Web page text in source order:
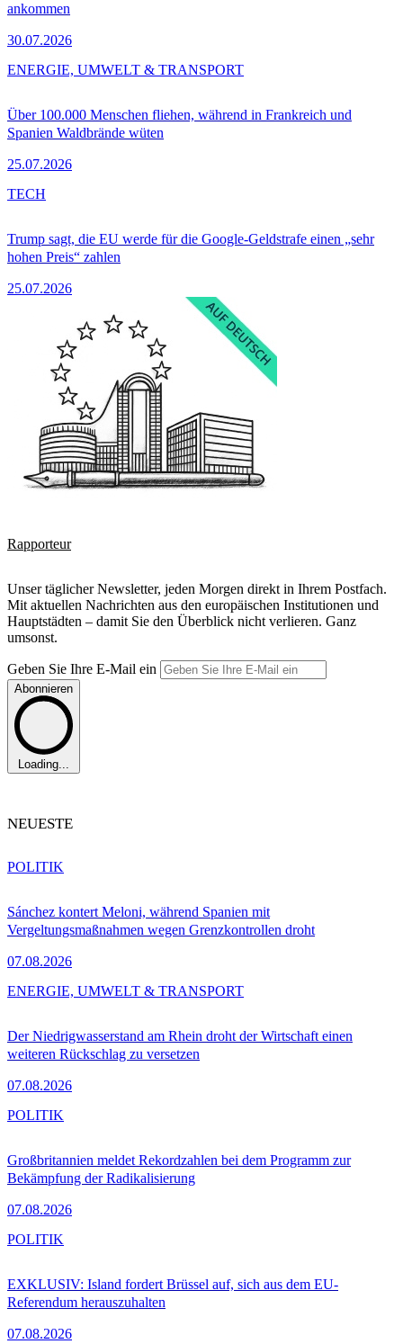
ankommen
30.07.2026
Über 100.000 Menschen fliehen, während in Frankreich und
Spanien Waldbrände wüten
25.07.2026
ENERGIE, UMWELT & TRANSPORT
Trump sagt, die EU werde für die Google-Geldstrafe einen „sehr
hohen Preis“ zahlen
25.07.2026
TECH
Rapporteur
Unser täglicher Newsletter, jeden Morgen direkt in Ihrem Postfach.
Mit aktuellen Nachrichten aus den europäischen Institutionen und
Hauptstädten – damit Sie den Überblick nicht verlieren. Ganz
umsonst.
Geben Sie Ihre E-Mail ein
Abonnieren
Loading...
NEUESTE
Sánchez kontert Meloni, während Spanien mit
Vergeltungsmaßnahmen wegen Grenzkontrollen droht
07.08.2026
POLITIK
Der Niedrigwasserstand am Rhein droht der Wirtschaft einen
weiteren Rückschlag zu versetzen
07.08.2026
ENERGIE, UMWELT & TRANSPORT
Großbritannien meldet Rekordzahlen bei dem Programm zur
Bekämpfung der Radikalisierung
07.08.2026
POLITIK
EXKLUSIV: Island fordert Brüssel auf, sich aus dem EU-
Referendum herauszuhalten
07.08.2026
POLITIK